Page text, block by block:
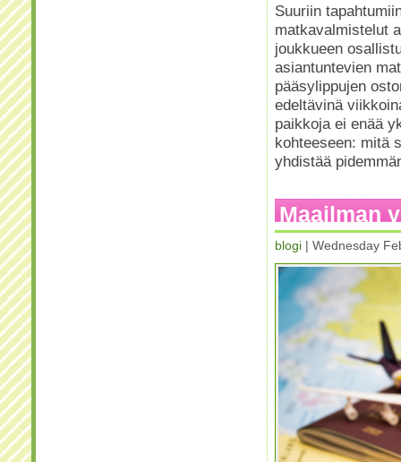
Suuriin
matkavalmistelut
joukkueen
asiantuntevien
pääsylippujen
edeltävinä
paikkoja ei enää
kohteeseen: mitä
yhdistää
Maailman
blogi | Wednesday